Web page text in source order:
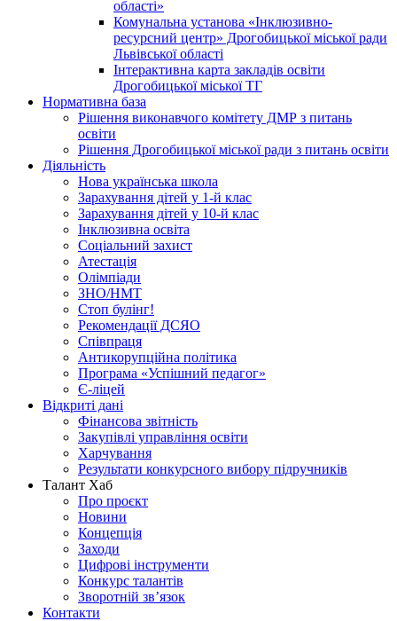
області»
Комунальна установа «Інклюзивно-
ресурсний центр» Дрогобицької міської ради
Львівської області
Інтерактивна карта закладів освіти
Дрогобицької міської ТГ
Нормативна база
Рішення виконавчого комітету ДМР з питань
освіти
Рішення Дрогобицької міської ради з питань освіти
Діяльність
Нова українська школа
Зарахування дітей у 1-й клас
Зарахування дітей у 10-й клас
Інклюзивна освіта
Соціальний захист
Атестація
Олімпіади
ЗНО/НМТ
Стоп булінг!
Рекомендації ДСЯО
Співпраця
Антикорупційна політика
Програма «Успішний педагог»
Є-ліцей
Відкриті дані
Фінансова звітність
Закупівлі управління освіти
Харчування
Результати конкурсного вибору підручників
Талант Хаб
Про проєкт
Новини
Концепція
Заходи
Цифрові інструменти
Конкурс талантів
Зворотній зв’язок
Контакти